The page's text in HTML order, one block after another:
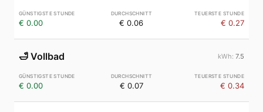
€ 0.00 € 0.06 € 0.27
🛁 Vollbad 7.5
€ 0.00 € 0.07 € 0.34